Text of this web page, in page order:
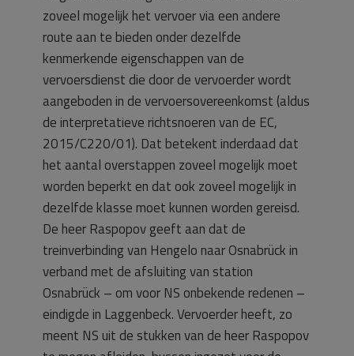
zoveel mogelijk het vervoer via een andere
route aan te bieden onder dezelfde
kenmerkende eigenschappen van de
vervoersdienst die door de vervoerder wordt
aangeboden in de vervoersovereenkomst (aldus
de interpretatieve richtsnoeren van de EC,
2015/C220/01). Dat betekent inderdaad dat
het aantal overstappen zoveel mogelijk moet
worden beperkt en dat ook zoveel mogelijk in
dezelfde klasse moet kunnen worden gereisd.
De heer Raspopov geeft aan dat de
treinverbinding van Hengelo naar Osnabrück in
verband met de afsluiting van station
Osnabrück – om voor NS onbekende redenen –
eindigde in Laggenbeck. Vervoerder heeft, zo
meent NS uit de stukken van de heer Raspopov